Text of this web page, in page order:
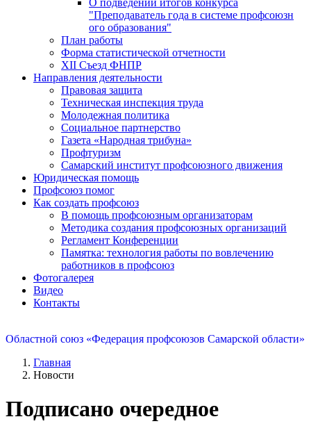
"Преподаватель года в системе профсоюзн
ого образования"
План работы
Форма статистической отчетности
XII Съезд ФНПР
Направления деятельности
Правовая защита
Техническая инспекция труда
Молодежная политика
Социальное партнерство
Газета «Народная трибуна»
Профтуризм
Самарский институт профсоюзного движения
Юридическая помощь
Профсоюз помог
Как создать профсоюз
В помощь профсоюзным организаторам
Методика создания профсоюзных организаций
Регламент Конференции
Памятка: технология работы по вовлечению
работников в профсоюз
Фотогалерея
Видео
Контакты
Областной союз «Федерация профсоюзов Самарской области»
Главная
Новости
Подписано очередное